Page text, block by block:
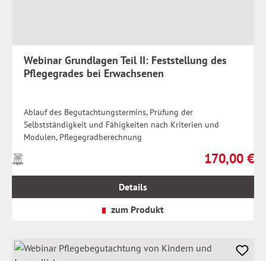
Webinar Grundlagen Teil II: Feststellung des
Pflegegrades bei Erwachsenen
Ablauf des Begutachtungstermins, Prüfung der
Selbstständigkeit und Fähigkeiten nach Kriterien und
Modulen, Pflegegradberechnung
Regulärer
170,00 €
Preise
inkl.
Details
zum Produkt